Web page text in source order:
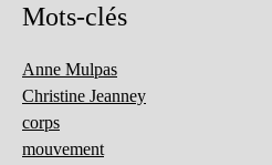
Mots-clés
Anne Mulpas
Christine Jeanney
corps
mouvement